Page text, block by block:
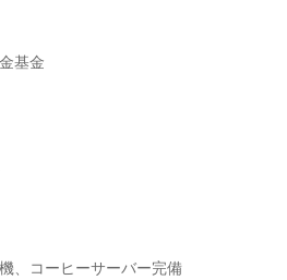
基金
、コーヒーサーバー完備